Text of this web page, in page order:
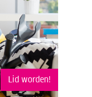
Lid worden!